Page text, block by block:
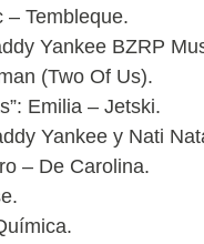
– Tembleque.
Yankee BZRP
(Two Of Us).
Emilia – Jetski.
Yankee y Nati
– De Carolina.